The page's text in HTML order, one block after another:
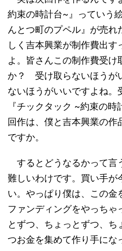
約束の時計台~』っていう
んとつ町のプペル』が売
しく吉本興業が制作費出
よ。皆さんこの制作費受け
か？ 受け取らないほうが
ないほうがいいですよね。
『チックタック ~約束の
回作は、僕と吉本興業の
ですか。
するとどうなるかって言
難しいわけです。買い手が
い。やっぱり僕は、この金
ファンディングをやっちゃ
とずつ、ちょっとずつ、
つお金を集めて作り手にな